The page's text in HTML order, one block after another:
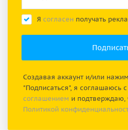
Я согласен получать
Создавая аккаунт и/или
"Подписаться", я соглашаюсь с
соглашением и подтверждаю,
Политикой